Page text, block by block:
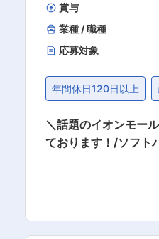
賞与
業種 / 職種
応募対象
年間休日120日以上
＼話題のイオンモー
ております！/ソフト
員が半年ごとの目